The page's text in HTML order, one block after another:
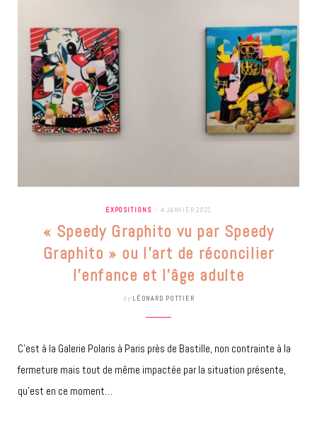
EXPOSITIONS 4 JANVIER 2021
« Speedy Graphito vu par Speedy
Graphito » ou l’art de réconcilier
l’enfance et l’âge adulte
by LÉONARD POTTIER
C’est à la Galerie Polaris à Paris près de Bastille, non contrainte à la
fermeture mais tout de même impactée par la situation présente,
qu’est en ce moment…